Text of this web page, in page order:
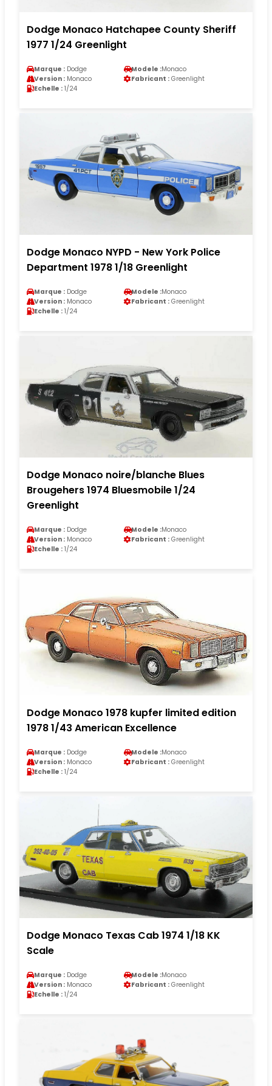
Dodge Monaco Hatchapee County Sheriff
1977 1/24 Greenlight
Marque : Dodge Modele :Monaco
Version : Monaco Fabricant : Greenlight
Echelle : 1/24
Dodge Monaco NYPD - New York Police
Department 1978 1/18 Greenlight
Marque : Dodge Modele :Monaco
Version : Monaco Fabricant : Greenlight
Echelle : 1/24
Dodge Monaco noire/blanche Blues
Brougehers 1974 Bluesmobile 1/24
Greenlight
Marque : Dodge Modele :Monaco
Version : Monaco Fabricant : Greenlight
Echelle : 1/24
Dodge Monaco 1978 kupfer limited edition
1978 1/43 American Excellence
Marque : Dodge Modele :Monaco
Version : Monaco Fabricant : Greenlight
Echelle : 1/24
Dodge Monaco Texas Cab 1974 1/18 KK
Scale
Marque : Dodge Modele :Monaco
Version : Monaco Fabricant : Greenlight
Echelle : 1/24